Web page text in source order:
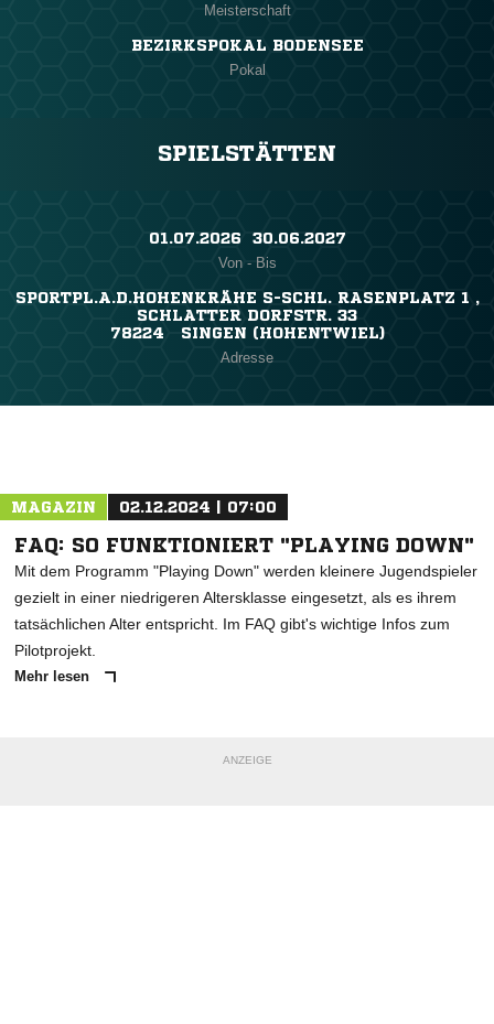
Meisterschaft
BEZIRKSPOKAL BODENSEE
Pokal
SPIELSTÄTTEN
01.07.2026 ​ 30.06.2027
Von - Bis
SPORTPL.A.D.HOHENKRÄHE S-SCHL. RASENPLATZ 1 ,
SCHLATTER DORFSTR. 33
78224 SINGEN (HOHENTWIEL)
Adresse
MAGAZIN 02.12.2024 | 07:00
FAQ: SO FUNKTIONIERT "PLAYING DOWN"
Mit dem Programm "Playing Down" werden kleinere Jugendspieler
gezielt in einer niedrigeren Altersklasse eingesetzt, als es ihrem
tatsächlichen Alter entspricht. Im FAQ gibt's wichtige Infos zum
Pilotprojekt.
Mehr lesen
ANZEIGE